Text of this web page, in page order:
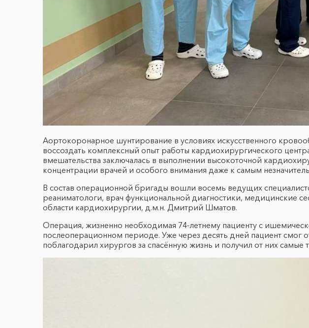
Аортокоронарное шунтирование в условиях искусственного
воссоздать комплексный опыт работы кардиохирургического
вмешательства заключалась в выполнении высокоточной
концентрации врачей и особого внимания даже к самым
В состав операционной бригады вошли восемь ведущих
реаниматологи, врач функциональной диагностики, медицинские
области кардиохирургии, д.м.н. Дмитрий Шматов.
Операция, жизненно необходимая 74-летнему пациенту с
послеоперационном периоде. Уже через десять дней пациент
поблагодарил хирургов за спасённую жизнь и получил от них